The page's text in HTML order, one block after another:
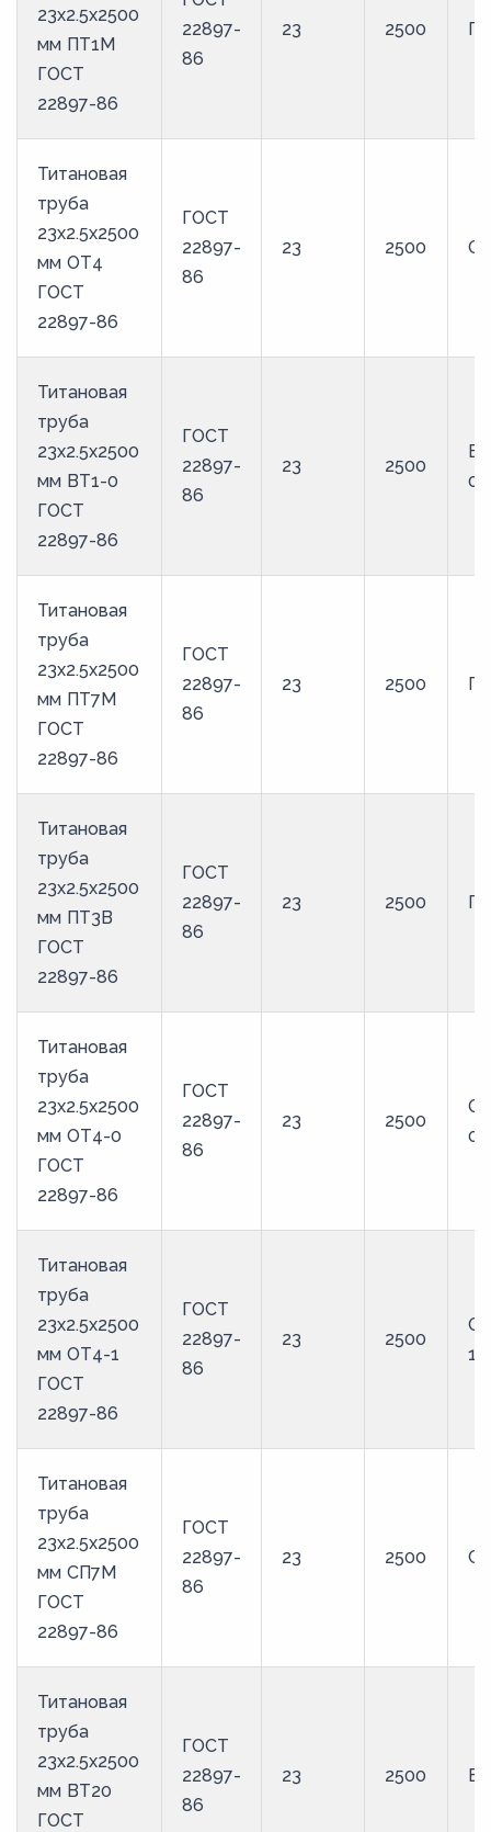
23х2.5х2500
мм ПТ1М
ГОСТ
22897-86
22897-
86
23 2500
Титановая
труба
23х2.5х2500
мм ОТ4
ГОСТ
22897-86
ГОСТ
22897-
86
23 2500
Титановая
труба
23х2.5х2500
мм ВТ1-0
ГОСТ
22897-86
ГОСТ
22897-
86
23 2500
0
Титановая
труба
23х2.5х2500
мм ПТ7М
ГОСТ
22897-86
ГОСТ
22897-
86
23 2500
Титановая
труба
23х2.5х2500
мм ПТ3В
ГОСТ
22897-86
ГОСТ
22897-
86
23 2500
Титановая
труба
23х2.5х2500
мм ОТ4-0
ГОСТ
22897-86
ГОСТ
22897-
86
23 2500
0
Титановая
труба
23х2.5х2500
мм ОТ4-1
ГОСТ
22897-86
ГОСТ
22897-
86
23 2500
1
Титановая
труба
23х2.5х2500
мм СП7М
ГОСТ
22897-86
ГОСТ
22897-
86
23 2500
Титановая
труба
23х2.5х2500
мм ВТ20
ГОСТ
ГОСТ
22897-
86
23 2500